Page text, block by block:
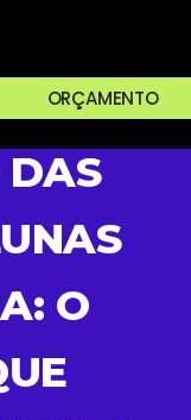
ORÇAMENTO
DAS
O